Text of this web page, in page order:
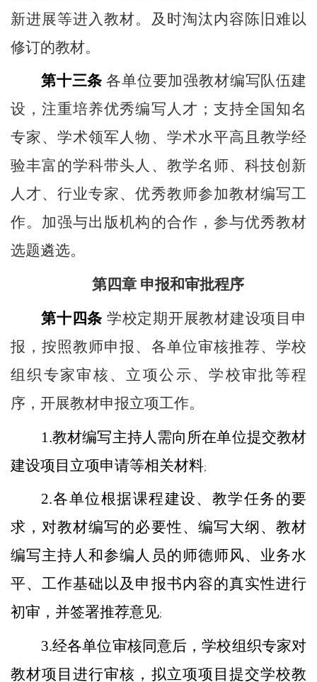
新进展等进入教材。及时淘汰内容陈旧难以
修订的教材。
第十三条 各单位要加强教材编写队伍建
设，注重培养优秀编写人才；支持全国知名
专家、学术领军人物、学术水平高且教学经
验丰富的学科带头人、教学名师、科技创新
人才、行业专家、优秀教师参加教材编写工
作。加强与出版机构的合作，参与优秀教材
选题遴选。
第四章 申报和审批程序
第十四条 学校定期开展教材建设项目申
报，按照教师申报、各单位审核推荐、学校
组织专家审核、立项公示、学校审批等程
序，开展教材申报立项工作。
1.教材编写主持人需向所在单位提交教材
建设项目立项申请等相关材料;
2.各单位根据课程建设、教学任务的要
求，对教材编写的必要性、编写大纲、教材
编写主持人和参编人员的师德师风、业务水
平、工作基础以及申报书内容的真实性进行
初审，并签署推荐意见;
3.经各单位审核同意后，学校组织专家对
教材项目进行审核，拟立项项目提交学校教